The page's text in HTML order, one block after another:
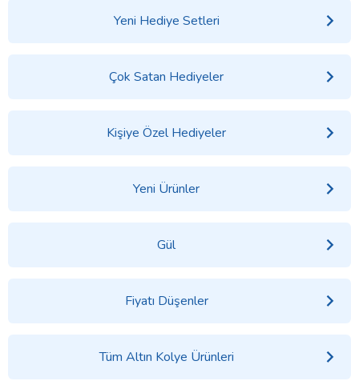
Yeni Hediye Setleri
Çok Satan Hediyeler
Kişiye Özel Hediyeler
Yeni Ürünler
Gül
Fiyatı Düşenler
Tüm Altın Kolye Ürünleri